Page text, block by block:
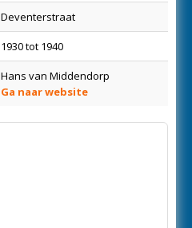
Deventerstraat
1930 tot 1940
Hans van Middendorp
Ga naar website